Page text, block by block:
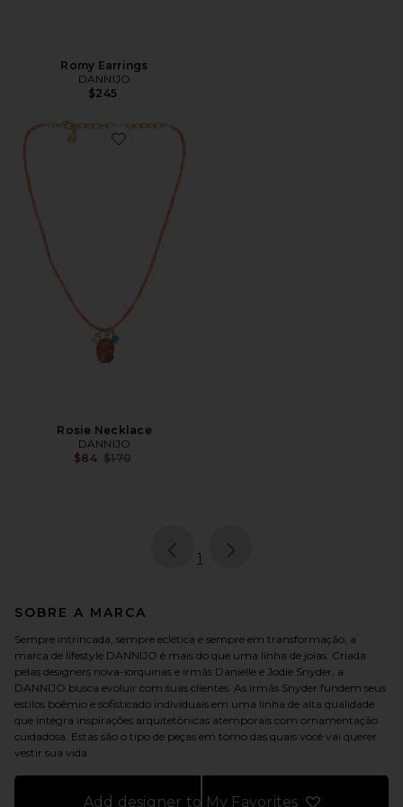
Romy Earrings
DANNIJO
$245
Favorite Rosie Necklace
Rosie Necklace
DANNIJO
$84 Previous price:
$170
page
1
SOBRE A MARCA
Sempre intrincada, sempre eclética e sempre em transformação, a
marca de lifestyle DANNIJO é mais do que uma linha de joias. Criada
pelas designers nova-iorquinas e irmãs Danielle e Jodie Snyder, a
DANNIJO busca evoluir com suas clientes. As irmãs Snyder fundem seus
estilos boêmio e sofisticado individuais em uma linha de alta qualidade
que integra inspirações arquitetônicas atemporais com ornamentação
cuidadosa. Estas são o tipo de peças em torno das quais você vai querer
vestir sua vida.
Add designer to My Favorites